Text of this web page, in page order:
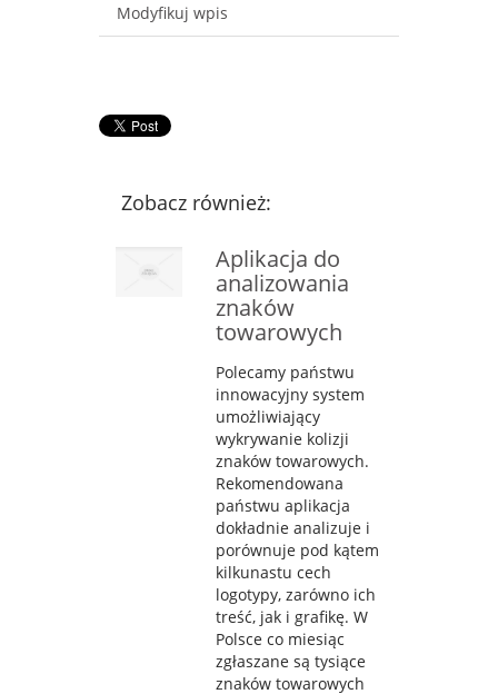
Modyfikuj wpis
Zobacz również:
Aplikacja do
analizowania
znaków
towarowych
Polecamy państwu
innowacyjny system
umożliwiający
wykrywanie kolizji
znaków towarowych.
Rekomendowana
państwu aplikacja
dokładnie analizuje i
porównuje pod kątem
kilkunastu cech
logotypy, zarówno ich
treść, jak i grafikę. W
Polsce co miesiąc
zgłaszane są tysiące
znaków towarowych